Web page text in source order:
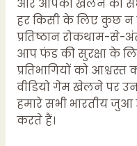
और आपको खेलने की
हर किसी के लिए कुछ
प्रतिष्ठान रोकथाम-से-
आप फंड की सुरक्षा के
प्रतिभागियों को
वीडियो गेम खेलने पर
हमारे सभी भारतीय जुआ
करते हैं।